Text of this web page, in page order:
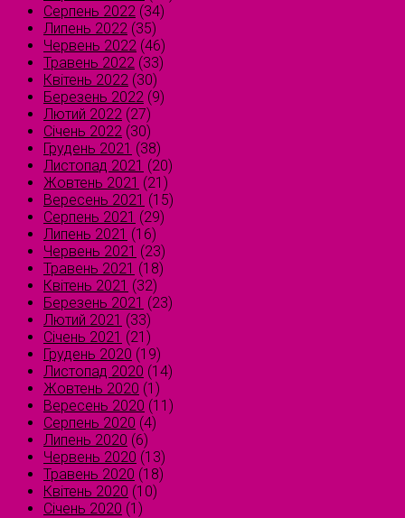
Серпень 2022 (34)
Липень 2022 (35)
Червень 2022 (46)
Травень 2022 (33)
Квітень 2022 (30)
Березень 2022 (9)
Лютий 2022 (27)
Січень 2022 (30)
Грудень 2021 (38)
Листопад 2021 (20)
Жовтень 2021 (21)
Вересень 2021 (15)
Серпень 2021 (29)
Липень 2021 (16)
Червень 2021 (23)
Травень 2021 (18)
Квітень 2021 (32)
Березень 2021 (23)
Лютий 2021 (33)
Січень 2021 (21)
Грудень 2020 (19)
Листопад 2020 (14)
Жовтень 2020 (1)
Вересень 2020 (11)
Серпень 2020 (4)
Липень 2020 (6)
Червень 2020 (13)
Травень 2020 (18)
Квітень 2020 (10)
Січень 2020 (1)